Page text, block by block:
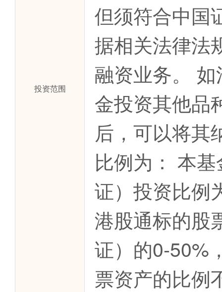
投资范围
但须符合中国
据相关法律法
融资业务。
金投资其他品
后，可以将其
比例为： 本
证）投资比例
港股通标的股
证）的0-50%
票资产的比例